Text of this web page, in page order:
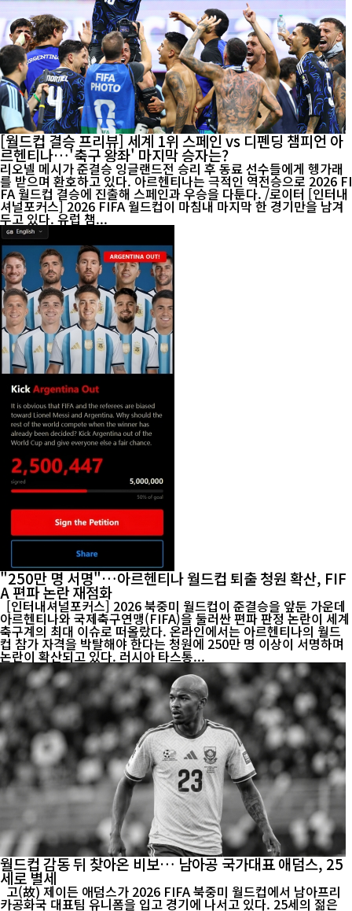
[월드컵 결승 프리뷰] 세계 1위 스페인 vs 디펜딩 챔피언 아
르헨티나…'축구 왕좌' 마지막 승자는?
리오넬 메시가 준결승 잉글랜드전 승리 후 동료 선수들에게 헹가래
를 받으며 환호하고 있다. 아르헨티나는 극적인 역전승으로 2026 FI
FA 월드컵 결승에 진출해 스페인과 우승을 다툰다. /로이터 [인터내
셔널포커스] 2026 FIFA 월드컵이 마침내 마지막 한 경기만을 남겨
두고 있다. 유럽 챔...
"250만 명 서명"…아르헨티나 월드컵 퇴출 청원 확산, FIF
A 편파 논란 재점화
[인터내셔널포커스] 2026 북중미 월드컵이 준결승을 앞둔 가운데
아르헨티나와 국제축구연맹(FIFA)을 둘러싼 편파 판정 논란이 세계
축구계의 최대 이슈로 떠올랐다. 온라인에서는 아르헨티나의 월드
컵 참가 자격을 박탈해야 한다는 청원에 250만 명 이상이 서명하며
논란이 확산되고 있다. 러시아 타스통...
월드컵 감동 뒤 찾아온 비보… 남아공 국가대표 애덤스, 25
세로 별세
카공화국 대표팀 유니폼을 입고 경기에 나서고 있다. 25세의 젊은